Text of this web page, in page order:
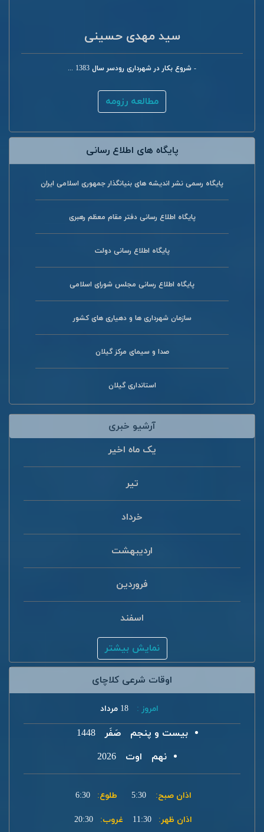
سید مهدی حسینی
- شروع بکار در شهرداری رودسر سال 1383 ...
مطالعه رزومه
پایگاه های اطلاع رسانی
پایگاه رسمی نشر اندیشه های بنیانگذار جمهوری اسلامی ایران
پایگاه اطلاع رسانی دفتر مقام معظم رهبری
پایگاه اطلاع رسانی دولت
پایگاه اطلاع رسانی مجلس شورای اسلامی
سازمان شهرداری ها و دهیاری های کشور
صدا و سیمای مرکز گیلان
استانداری گیلان
آرشیو خبری
یک ماه اخیر
تیر
خرداد
اردیبهشت
فروردین
اسفند
نمایش بیشتر
اوقات شرعی کلاچای
امروز : 18 مرداد
بیست و پنجم صَفَر
1448
نهم
اوت 2026
اذان صبح: 5:30 طلوع: 6:30
اذان ظهر: 11:30 غروب: 20:30